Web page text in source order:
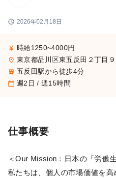
schedule 2026年02月18日
currency_yen 時給1250~4000円
place 東京都品川区東五反田２丁目９－
train 五反田駅から徒歩4分
calendar_today 週2日 / 週15時間
仕事概要
＜Our Mission：日本の「労働
私たちは、個人の市場価値を